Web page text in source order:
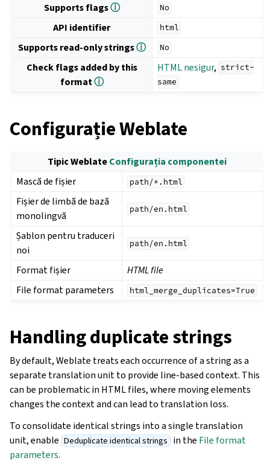
Supports flagsⓘ No
API identifier html
Supports read-only stringsⓘ No
Check flags added by this
formatⓘ
HTML nesigur, strict-
same
Configurație Weblate
Tipic WeblateConfigurația componentei
Mască de fișier
path/*.html
Fișier de limbă de bază
monolingvă
path/en.html
Șablon pentru traduceri
noi
path/en.html
Format fișier
HTML file
File format parameters
html_merge_duplicates=True
Handling duplicate strings
By default, Weblate treats each occurrence of a string as a
separate translation unit to provide line-based context. This
can be problematic in HTML files, where moving elements
changes the context and can lead to translation loss.
To consolidate identical strings into a single translation
unit, enable Deduplicate identical strings in the File format
parameters.